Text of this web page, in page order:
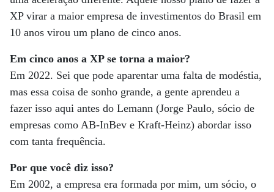
XP virar a maior empresa de investimentos do Brasil em
10 anos virou um plano de cinco anos.
Em cinco anos a XP se torna a maior?
Em 2022. Sei que pode aparentar uma falta de modéstia,
mas essa coisa de sonho grande, a gente aprendeu a
fazer isso aqui antes do Lemann (Jorge Paulo, sócio de
empresas como AB-InBev e Kraft-Heinz) abordar isso
com tanta frequência.
Por que você diz isso?
Em 2002, a empresa era formada por mim, um sócio, o